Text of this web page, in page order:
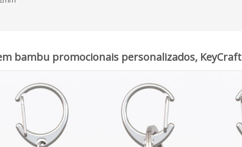
bambu promocionais personalizados, KeyCraft